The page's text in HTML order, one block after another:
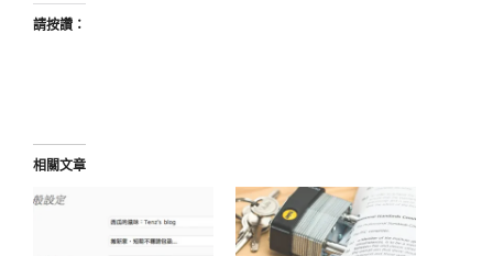
請按讚：
相關文章